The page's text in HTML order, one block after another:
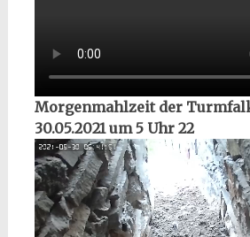
Morgenmahlzeit der
30.05.2021 um 5 Uhr 22